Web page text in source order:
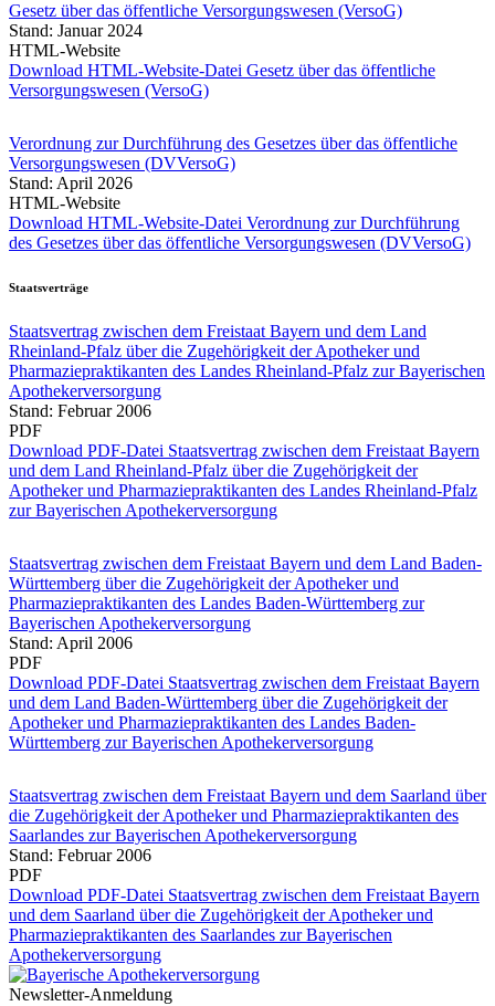
Gesetz über das öffentliche Versorgungswesen (VersoG)
Stand: Januar 2024
HTML-Website
Download HTML-Website-Datei Gesetz über das öffentliche
Versorgungswesen (VersoG)
Verordnung zur Durchführung des Gesetzes über das öffentliche
Versorgungswesen (DVVersoG)
Stand: April 2026
HTML-Website
Download HTML-Website-Datei Verordnung zur Durchführung
des Gesetzes über das öffentliche Versorgungswesen (DVVersoG)
Staatsverträge
Staatsvertrag zwischen dem Freistaat Bayern und dem Land
Rheinland-Pfalz über die Zugehörigkeit der Apotheker und
Pharmaziepraktikanten des Landes Rheinland-Pfalz zur Bayerischen
Apothekerversorgung
Stand: Februar 2006
PDF
Download PDF-Datei Staatsvertrag zwischen dem Freistaat Bayern
und dem Land Rheinland-Pfalz über die Zugehörigkeit der
Apotheker und Pharmaziepraktikanten des Landes Rheinland-Pfalz
zur Bayerischen Apothekerversorgung
Staatsvertrag zwischen dem Freistaat Bayern und dem Land Baden-
Württemberg über die Zugehörigkeit der Apotheker und
Pharmaziepraktikanten des Landes Baden-Württemberg zur
Bayerischen Apothekerversorgung
Stand: April 2006
PDF
Download PDF-Datei Staatsvertrag zwischen dem Freistaat Bayern
und dem Land Baden-Württemberg über die Zugehörigkeit der
Apotheker und Pharmaziepraktikanten des Landes Baden-
Württemberg zur Bayerischen Apothekerversorgung
Staatsvertrag zwischen dem Freistaat Bayern und dem Saarland über
die Zugehörigkeit der Apotheker und Pharmaziepraktikanten des
Saarlandes zur Bayerischen Apothekerversorgung
Stand: Februar 2006
PDF
Download PDF-Datei Staatsvertrag zwischen dem Freistaat Bayern
und dem Saarland über die Zugehörigkeit der Apotheker und
Pharmaziepraktikanten des Saarlandes zur Bayerischen
Apothekerversorgung
Newsletter-Anmeldung